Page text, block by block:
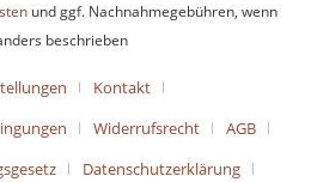
und ggf. Nachnahmegebühren, wenn
beschrieben
Kontakt
Widerrufsrecht
AGB
Datenschutzerklärung